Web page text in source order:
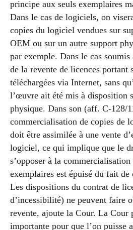
principe aux seuls exemplaires
Dans le cas de logiciels, on
copies du logiciel vendues sur
OEM ou sur un autre support
par exemple. Dans le cas
de la revente de licences portant
téléchargées via Internet, sans
l’œuvre ait été mis à disposition
physique. Dans son (aff. C-128/
commercialisation de copies de
doit être assimilée à une vente
logiciel, ce qui implique que le
s’opposer à la
exemplaires est épuisé du fait de
Les dispositions du contrat de
d’incessibilité) ne peuvent faire
revente, ajoute la Cour. La Cour
importante pour que l’on puisse